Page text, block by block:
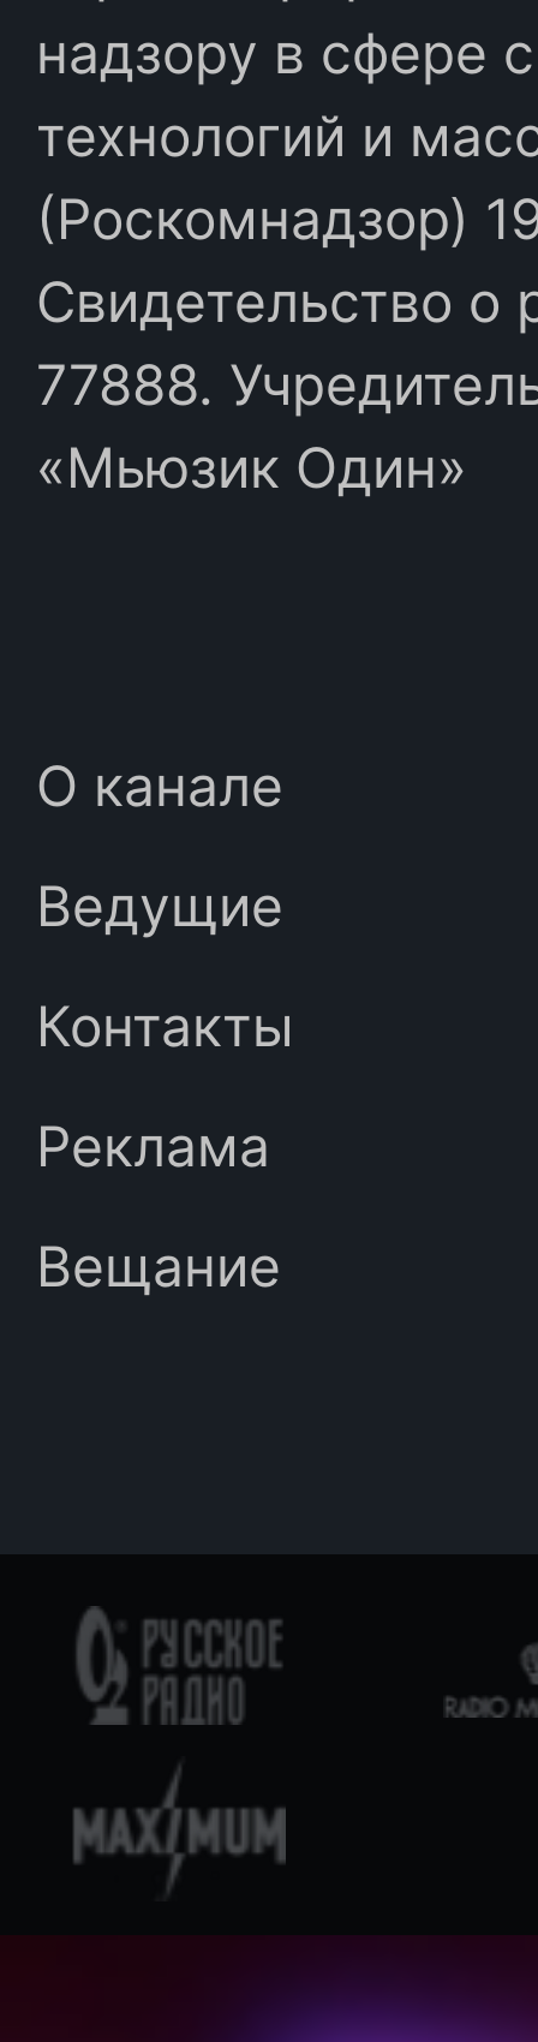
надзору в сфере
технологий и
(Роскомнадзор)
Свидетельство
77888.
«Мьюзик Один»
О канале
Ведущие
Контакты
Реклама
Вещание